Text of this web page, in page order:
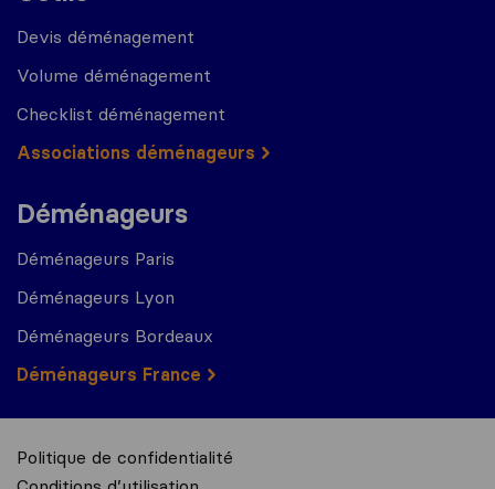
Devis déménagement
Volume déménagement
Checklist déménagement
Associations déménageurs
Déménageurs
Déménageurs Paris
Déménageurs Lyon
Déménageurs Bordeaux
Déménageurs France
Politique de confidentialité